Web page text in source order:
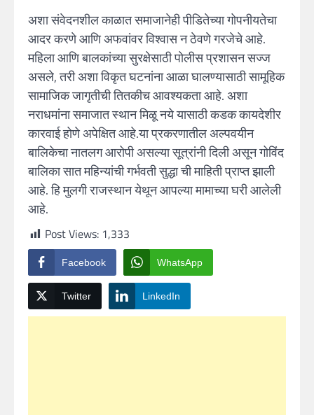
अशा संवेदनशील काळात समाजानेही पीडितेच्या गोपनीयतेचा
आदर करणे आणि अफवांवर विश्वास न ठेवणे गरजेचे आहे.
महिला आणि बालकांच्या सुरक्षेसाठी पोलीस प्रशासन सज्ज
असले, तरी अशा विकृत घटनांना आळा घालण्यासाठी सामूहिक
सामाजिक जागृतीची तितकीच आवश्यकता आहे. अशा
नराधमांना समाजात स्थान मिळू नये यासाठी कडक कायदेशीर
कारवाई होणे अपेक्षित आहे.या प्रकरणातील अल्पवयीन
बालिकेचा नातलग आरोपी असल्या सूत्रांनी दिली असून गोविंद
बालिका सात महिन्यांची गर्भवती सुद्धा ची माहिती प्राप्त झाली
आहे. हि मुलगी राजस्थान येथून आपल्या मामाच्या घरी आलेली
आहे.
Post Views: 1,333
Facebook WhatsApp
Twitter LinkedIn